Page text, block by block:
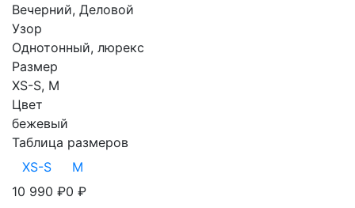
Вечерний, Деловой
Узор
Однотонный, люрекс
Размер
XS-S, M
Цвет
бежевый
Таблица размеров
XS-S
M
10 990 ₽0 ₽